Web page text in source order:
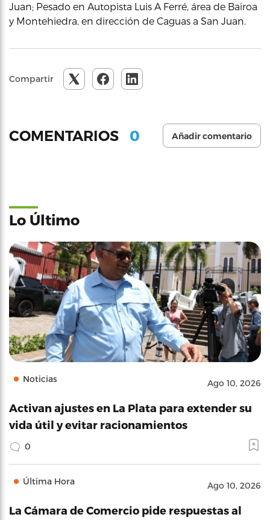
Juan; Pesado en Autopista Luis A Ferré, área de Bairoa
y Montehiedra, en dirección de Caguas a San Juan.
Compartir
COMENTARIOS 0 Añadir comentario
Lo Último
Noticias Ago 10, 2026
Activan ajustes en La Plata para extender su
vida útil y evitar racionamientos
0
Última Hora Ago 10, 2026
La Cámara de Comercio pide respuestas al